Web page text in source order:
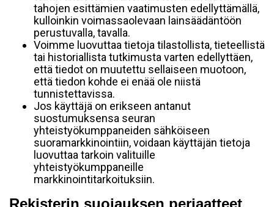
tahojen esittämien vaatimusten edellyttämällä,
kulloinkin voimassaolevaan lainsäädäntöön
perustuvalla, tavalla.
Voimme luovuttaa tietoja tilastollista, tieteellistä
tai historiallista tutkimusta varten edellyttäen,
että tiedot on muutettu sellaiseen muotoon,
että tiedon kohde ei enää ole niistä
tunnistettavissa.
Jos käyttäjä on erikseen antanut
suostumuksensa seuran
yhteistyökumppaneiden sähköiseen
suoramarkkinointiin, voidaan käyttäjän tietoja
luovuttaa tarkoin valituille
yhteistyökumppaneille
markkinointitarkoituksiin.
Rekisterin suojauksen periaatteet